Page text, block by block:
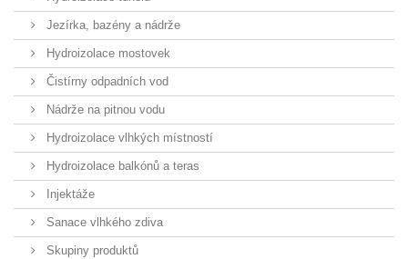
Jezírka, bazény a nádrže
Hydroizolace mostovek
Čistírny odpadních vod
Nádrže na pitnou vodu
Hydroizolace vlhkých místností
Hydroizolace balkónů a teras
Injektáže
Sanace vlhkého zdiva
Skupiny produktů